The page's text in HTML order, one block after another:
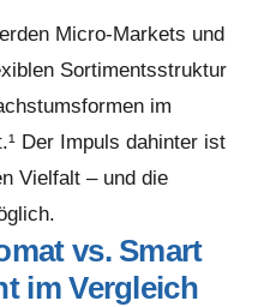
Micro-Markets und
Sortimentsstruktur
im
Der Impuls dahinter ist
Vielfalt – und die
vs. Smart
im Vergleich